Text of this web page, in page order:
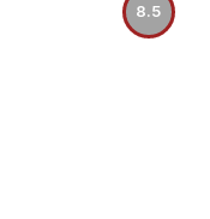
8.5